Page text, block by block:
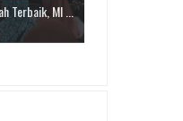
Terbaik, MI ...